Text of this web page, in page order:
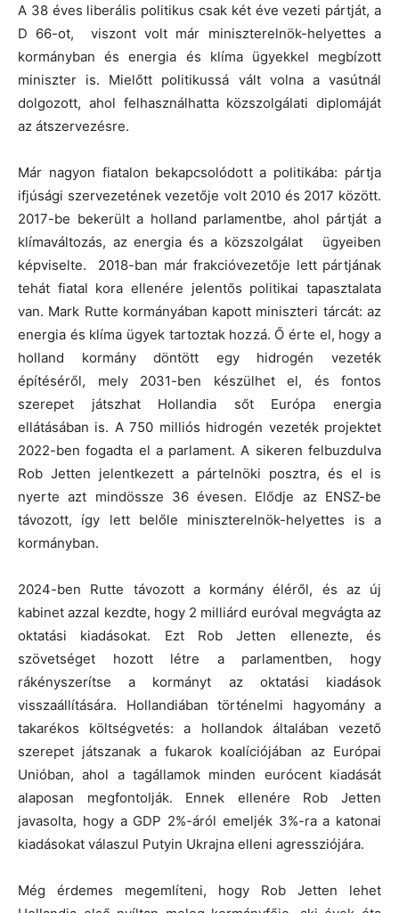
A 38 éves liberális politikus csak két éve vezeti pártját, a
D 66-ot, viszont volt már miniszterelnök-helyettes a
kormányban és energia és klíma ügyekkel megbízott
miniszter is. Mielőtt politikussá vált volna a vasútnál
dolgozott, ahol felhasználhatta közszolgálati diplomáját
az átszervezésre.
Már nagyon fiatalon bekapcsolódott a politikába: pártja
ifjúsági szervezetének vezetője volt 2010 és 2017 között.
2017-be bekerült a holland parlamentbe, ahol pártját a
klímaváltozás, az energia és a közszolgálat ügyeiben
képviselte. 2018-ban már frakcióvezetője lett pártjának
tehát fiatal kora ellenére jelentős politikai tapasztalata
van. Mark Rutte kormányában kapott miniszteri tárcát: az
energia és klíma ügyek tartoztak hozzá. Ő érte el, hogy a
holland kormány döntött egy hidrogén vezeték
építéséről, mely 2031-ben készülhet el, és fontos
szerepet játszhat Hollandia sőt Európa energia
ellátásában is. A 750 milliós hidrogén vezeték projektet
2022-ben fogadta el a parlament. A sikeren felbuzdulva
Rob Jetten jelentkezett a pártelnöki posztra, és el is
nyerte azt mindössze 36 évesen. Elődje az ENSZ-be
távozott, így lett belőle miniszterelnök-helyettes is a
kormányban.
2024-ben Rutte távozott a kormány éléről, és az új
kabinet azzal kezdte, hogy 2 milliárd euróval megvágta az
oktatási kiadásokat. Ezt Rob Jetten ellenezte, és
szövetséget hozott létre a parlamentben, hogy
rákényszerítse a kormányt az oktatási kiadások
visszaállítására. Hollandiában történelmi hagyomány a
takarékos költségvetés: a hollandok általában vezető
szerepet játszanak a fukarok koalíciójában az Európai
Unióban, ahol a tagállamok minden eurócent kiadását
alaposan megfontolják. Ennek ellenére Rob Jetten
javasolta, hogy a GDP 2%-áról emeljék 3%-ra a katonai
kiadásokat válaszul Putyin Ukrajna elleni agressziójára.
Még érdemes megemlíteni, hogy Rob Jetten lehet